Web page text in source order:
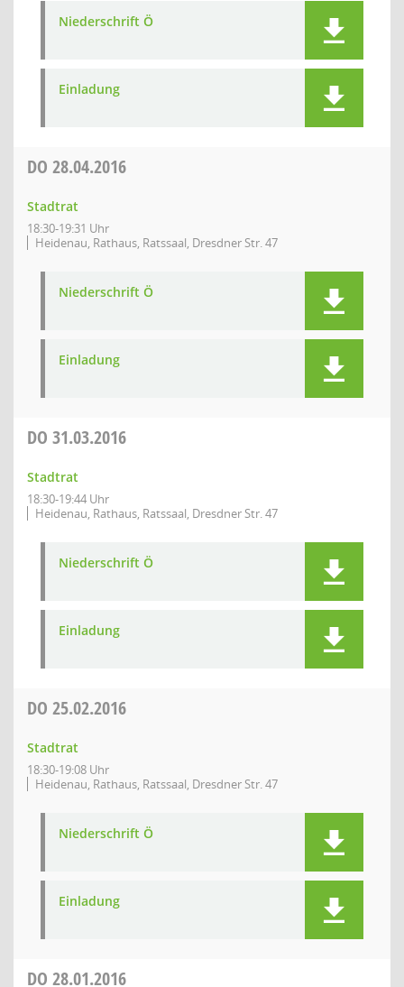
Niederschrift Ö
Einladung
DO 28.04.2016
Stadtrat
18:30-19:31 Uhr
Heidenau, Rathaus, Ratssaal, Dresdner Str. 47
Niederschrift Ö
Einladung
DO 31.03.2016
Stadtrat
18:30-19:44 Uhr
Heidenau, Rathaus, Ratssaal, Dresdner Str. 47
Niederschrift Ö
Einladung
DO 25.02.2016
Stadtrat
18:30-19:08 Uhr
Heidenau, Rathaus, Ratssaal, Dresdner Str. 47
Niederschrift Ö
Einladung
DO 28.01.2016